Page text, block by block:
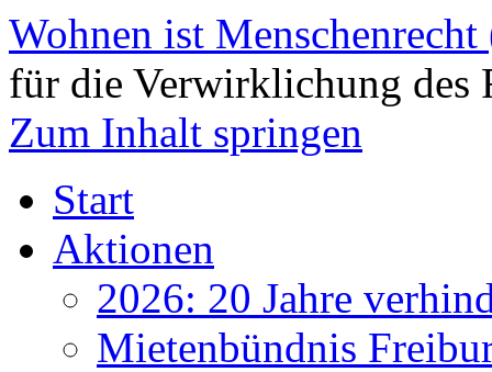
Wohnen ist
für die Verwirklichung des
Zum Inhalt springen
Start
Aktionen
2026: 20 Jahre
Mietenbündnis